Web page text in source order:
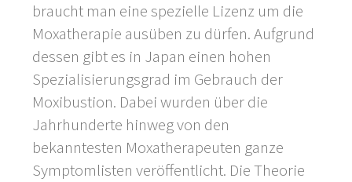
braucht man eine spezielle Lizenz um die
Moxatherapie ausüben zu dürfen. Aufgrund
dessen gibt es in Japan einen hohen
Spezialisierungsgrad im Gebrauch der
Moxibustion. Dabei wurden über die
Jahrhunderte hinweg von den
bekanntesten Moxatherapeuten ganze
Symptomlisten veröffentlicht. Die Theorie